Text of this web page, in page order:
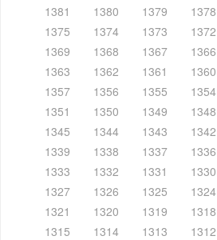
1381
1380 1379 1378
1375
1374 1373 1372
1369
1368 1367 1366
1363
1362 1361 1360
1357
1356 1355 1354
1351
1350 1349 1348
1345
1344 1343 1342
1339
1338 1337 1336
1333
1332 1331 1330
1327
1326 1325 1324
1321
1320 1319 1318
1315
1314 1313 1312